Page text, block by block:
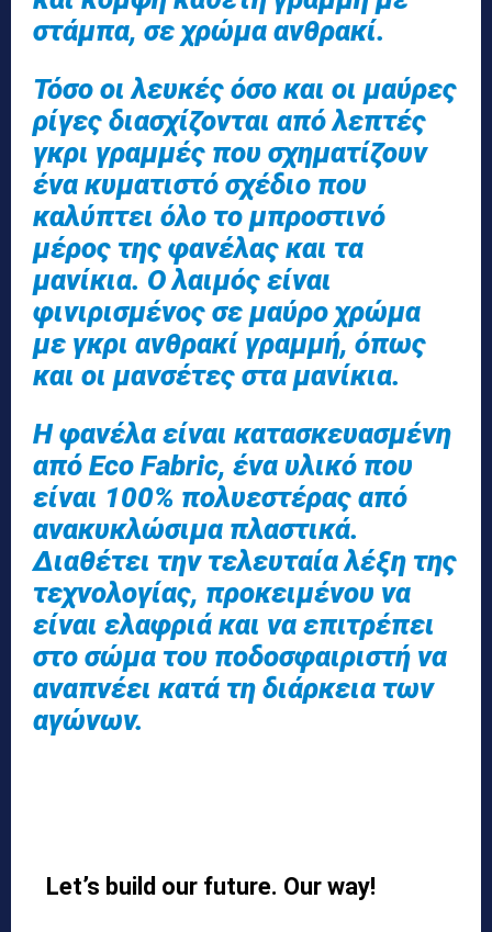
στάμπα, σε χρώμα ανθρακί.
Τόσο οι λευκές όσο και οι μαύρες
ρίγες διασχίζονται από λεπτές
γκρι γραμμές που σχηματίζουν
ένα κυματιστό σχέδιο που
καλύπτει όλο το μπροστινό
μέρος της φανέλας και τα
μανίκια. Ο λαιμός είναι
φινιρισμένος σε μαύρο χρώμα
με γκρι ανθρακί γραμμή, όπως
και οι μανσέτες στα μανίκια.
Η φανέλα είναι κατασκευασμένη
από Eco Fabric, ένα υλικό που
είναι 100% πολυεστέρας από
ανακυκλώσιμα πλαστικά.
Διαθέτει την τελευταία λέξη της
τεχνολογίας, προκειμένου να
είναι ελαφριά και να επιτρέπει
στο σώμα του ποδοσφαιριστή να
αναπνέει κατά τη διάρκεια των
αγώνων.
Let’s build our future. Our way!